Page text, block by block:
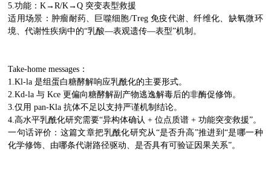
5.功能：K→R/K→Q 突变表型救援
适用场景：肿瘤耐药、巨噬细胞/Treg 免疫代谢、纤维化、缺氧微环
境、代谢性疾病中的“乳酸—表观遗传—表型”机制。
Take-home messages：
1.Kl-la 是组蛋白糖酵解响应乳酰化的主要形式。
2.Kd-la 与 Kce 更偏向糖酵解副产物逃逸解毒后的非酶促修饰。
3.仅用 pan-Kla 抗体不足以支持严谨机制结论。
4.高水平乳酰化研究需要“异构体确认 + 位点质谱 + 功能突变救援”。
一句话评价：这篇文章把乳酰化研究从“是否升高”推进到“是哪一种
化学修饰、由哪条代谢路径驱动、是否具有可验证因果关系”。